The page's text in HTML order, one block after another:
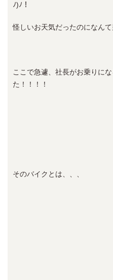
ﾉ)ﾉ！
怪しいお天気だったのになんて
ここで急遽、社長がお乗りに
た！！！！
そのバイクとは、、、